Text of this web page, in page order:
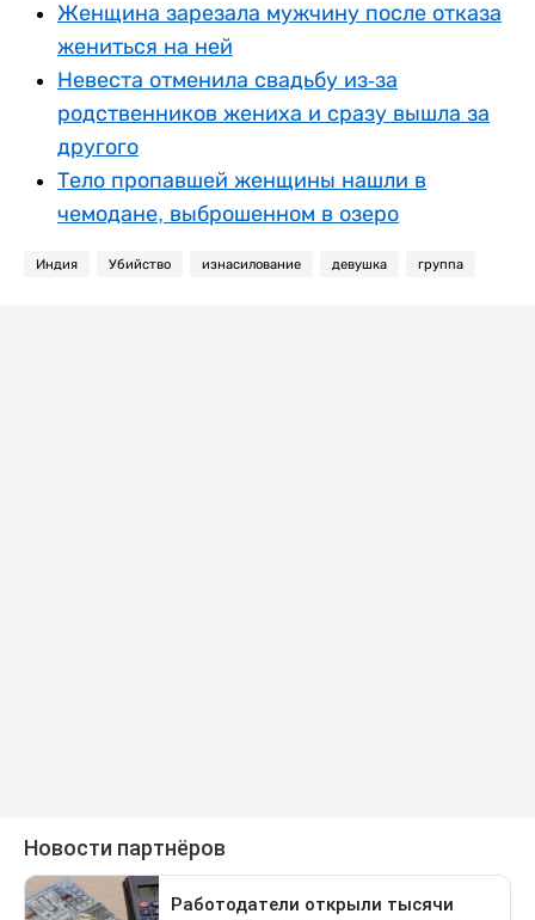
Женщина зарезала мужчину после отказа
жениться на ней
Невеста отменила свадьбу из-за
родственников жениха и сразу вышла за
другого
Тело пропавшей женщины нашли в
чемодане, выброшенном в озеро
Индия Убийство изнасилование девушка группа